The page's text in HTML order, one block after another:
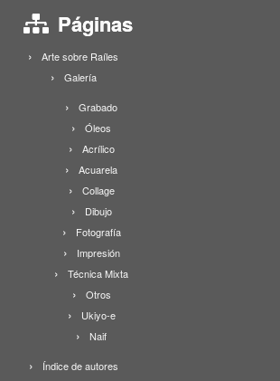
Páginas
Arte sobre Raíles
Galería
Grabado
Óleos
Acrílico
Acuarela
Collage
Dibujo
Fotografía
Impresión
Técnica Mixta
Otros
Ukiyo-e
Naif
Índice de autores